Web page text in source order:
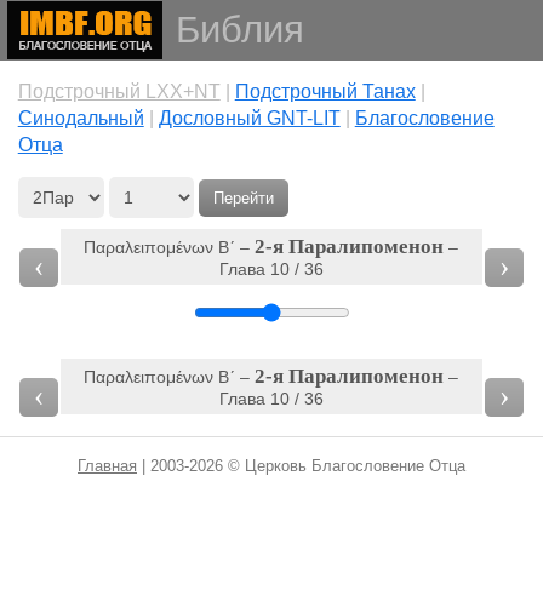
Библия
Подстрочный LXX+NT| Подстрочный Танах|
Cинодальный
Дословный GNT-LIT|
Благословение
Отца
Перейти
‹
Παραλειπομένων Βʹ‎ –2-я Паралипоменон –
Глава 10 / 36
›
‹
Παραλειπομένων Βʹ‎ –2-я Паралипоменон –
Глава 10 / 36
›
Главная | 2003-2026 © Церковь Благословение Отца